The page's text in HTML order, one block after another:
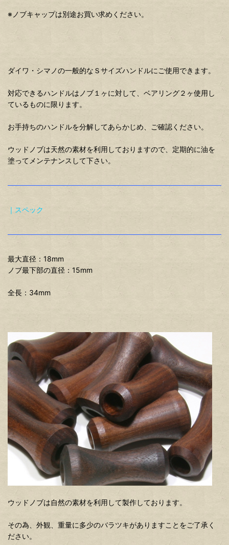
※ノブキャップは別途お買い求めください。
ダイワ・シマノの一般的なＳサイズハンドルにご使用できます。
対応できるハンドルはノブ１ヶに対して、ベアリング２ヶ使用し
ているものに限ります。
お手持ちのハンドルを分解してあらかじめ、ご確認ください。
ウッドノブは天然の素材を利用しておりますので、定期的に油を
塗ってメンテナンスして下さい。
｜スペック
最大直径：18mm
ノブ最下部の直径：15mm
全長：34mm
ウッドノブは自然の素材を利用して製作しております。
その為、外観、重量に多少のバラツキがありますことをご了承く
ださい。